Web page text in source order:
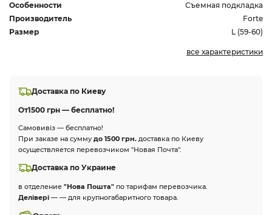
Особенности
Съемная подкладка
Производитель
Forte
Размер
L (59-60)
все характеристики
Доставка по Киеву
От1500 грн — бесплатно!
Самовивіз — бесплатно!
При заказе на сумму до 1500 грн. доставка по Киеву
осуществляется перевозчиком "Новая Почта".
Доставка по Украине
в отделение "Нова Пошта" по тарифам перевозчика.
Делівері — — для крупногабаритного товара.